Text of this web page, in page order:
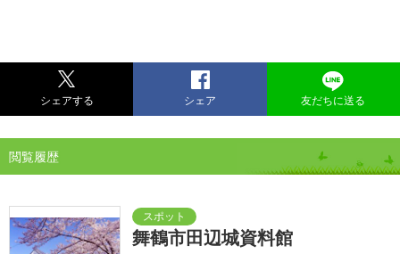
シェアする シェア 友だちに送る
閲覧履歴
舞鶴市田辺城資料館